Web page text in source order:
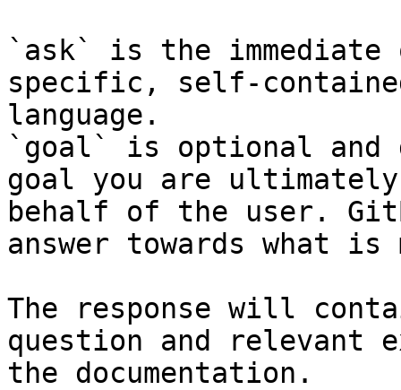
`ask` is the
specific, self-
language.
`goal` is optional and
goal you are
behalf of the user.
answer towards what
The response will
question and relevant
the documentation.